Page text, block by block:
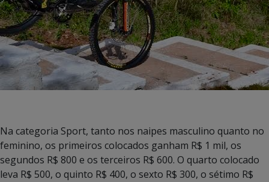
Na categoria Sport, tanto nos naipes masculino quanto no
feminino, os primeiros colocados ganham R$ 1 mil, os
segundos R$ 800 e os terceiros R$ 600. O quarto colocado
leva R$ 500, o quinto R$ 400, o sexto R$ 300, o sétimo R$